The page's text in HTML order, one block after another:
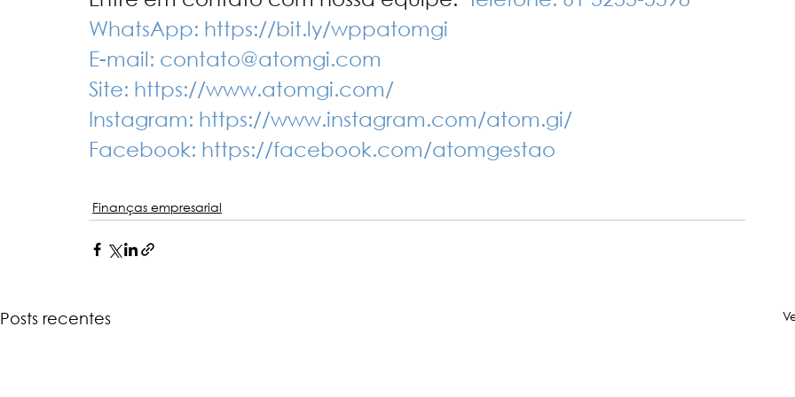
WhatsApp: https://bit.ly/wppatomgi
E-mail: contato@atomgi.com
Site: https://www.atomgi.com/
Instagram: https://www.instagram.com/atom.gi/
Facebook: https://facebook.com/atomgestao
Finanças empresarial
Posts recentes